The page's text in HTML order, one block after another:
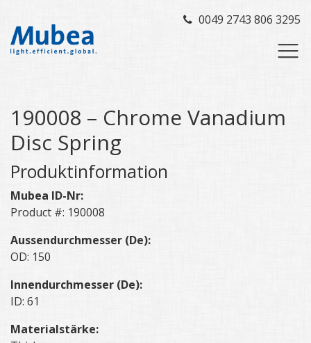
0049 2743 806 3295
190008 – Chrome Vanadium
Disc Spring
Produktinformation
Mubea ID-Nr:
Product #: 190008
Aussendurchmesser (De):
OD: 150
Innendurchmesser (De):
ID: 61
Materialstärke: